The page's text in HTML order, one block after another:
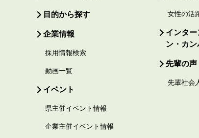
目的から探す
企業情報
採用情報検索
動画一覧
イベント
県主催イベント情報
企業主催イベント情報
女性の活
インタ
ン・カ
先輩の声
先輩社会